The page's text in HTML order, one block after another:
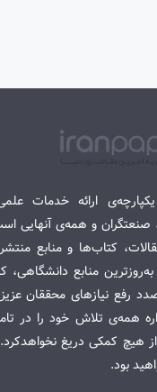
ارائه خدمات
صنعتگران و همه‌ی آنهایی
کتاب‌ها و منابع
منابع دانشگاهی،
رفع نیازهای محققان
همه‌ی تلاش خود را در
هیچ کمکی دریغ
بود.